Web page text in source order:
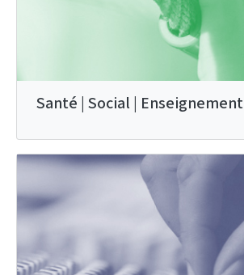
Santé | Social | Enseignement